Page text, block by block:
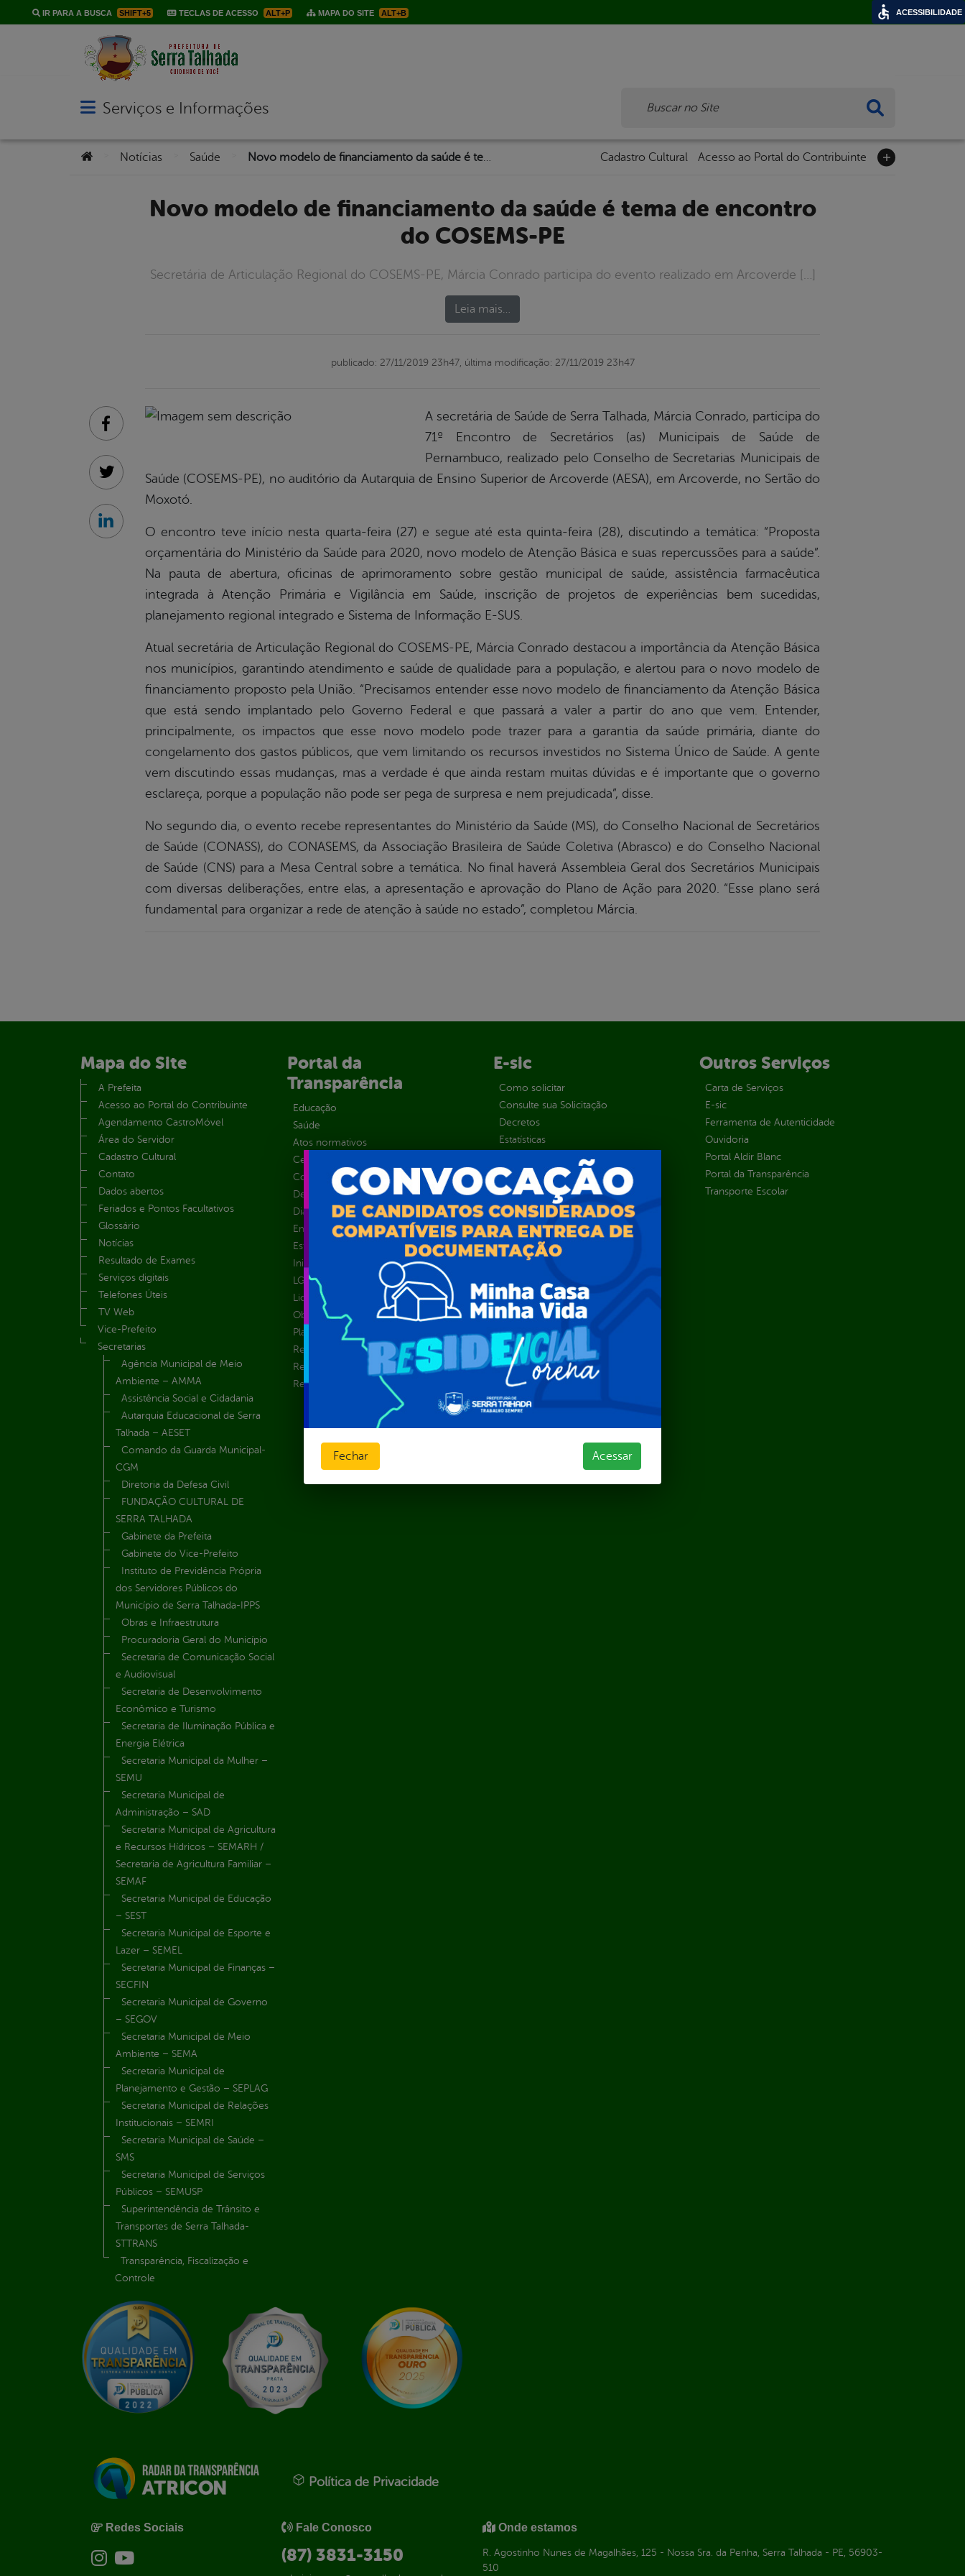
IR PARA A BUSCA SHIFT+5 TECLAS DE ACESSO ALT+P MAPA DO SITE ALT+B
Abrir menu principal de navegação
Serviços e Informações
Você está aqui:
Notícias Saúde Cadastro Cultural Acesso ao Portal do Contribuinte
Novo modelo de financiamento da saúde é tema de encontro
do COSEMS-PE
Secretária de Articulação Regional do COSEMS-PE, Márcia Conrado participa do evento realizado em Arcoverde […]
Leia mais…
publicado: 27/11/2019 23h47, última modificação: 27/11/2019 23h47
A secretária de Saúde de Serra Talhada, Márcia Conrado, participa do
71º Encontro de Secretários (as) Municipais de Saúde de
Pernambuco, realizado pelo Conselho de Secretarias Municipais de
Saúde (COSEMS-PE), no auditório da Autarquia de Ensino Superior de Arcoverde (AESA), em Arcoverde, no Sertão do
Moxotó.
O encontro teve início nesta quarta-feira (27) e segue até esta quinta-feira (28), discutindo a temática: “Proposta
orçamentária do Ministério da Saúde para 2020, novo modelo de Atenção Básica e suas repercussões para a saúde”.
Na pauta de abertura, oficinas de aprimoramento sobre gestão municipal de saúde, assistência farmacêutica
integrada à Atenção Primária e Vigilância em Saúde, inscrição de projetos de experiências bem sucedidas,
planejamento regional integrado e Sistema de Informação E-SUS.
Atual secretária de Articulação Regional do COSEMS-PE, Márcia Conrado destacou a importância da Atenção Básica
nos municípios, garantindo atendimento e saúde de qualidade para a população, e alertou para o novo modelo de
financiamento proposto pela União. “Precisamos entender esse novo modelo de financiamento da Atenção Básica
que está sendo implantado pelo Governo Federal e que passará a valer a partir do ano que vem. Entender,
principalmente, os impactos que esse novo modelo pode trazer para a garantia da saúde primária, diante do
congelamento dos gastos públicos, que vem limitando os recursos investidos no Sistema Único de Saúde. A gente
vem discutindo essas mudanças, mas a verdade é que ainda restam muitas dúvidas e é importante que o governo
esclareça, porque a população não pode ser pega de surpresa e nem prejudicada”, disse.
No segundo dia, o evento recebe representantes do Ministério da Saúde (MS), do Conselho Nacional de Secretários
de Saúde (CONASS), do CONASEMS, da Associação Brasileira de Saúde Coletiva (Abrasco) e do Conselho Nacional
de Saúde (CNS) para a Mesa Central sobre a temática. No final haverá Assembleia Geral dos Secretários Municipais
com diversas deliberações, entre elas, a apresentação e aprovação do Plano de Ação para 2020. “Esse plano será
fundamental para organizar a rede de atenção à saúde no estado”, completou Márcia.
Facebook
Twitter
Linkedin
Mapa do Site
A Prefeita
Acesso ao Portal do Contribuinte
Agendamento CastroMóvel
Área do Servidor
Cadastro Cultural
Contato
Dados abertos
Feriados e Pontos Facultativos
Glossário
Notícias
Resultado de Exames
Serviços digitais
Telefones Úteis
TV Web
Vice-Prefeito
Secretarias
Agência Municipal de Meio
Ambiente – AMMA
Assistência Social e Cidadania
Autarquia Educacional de Serra
Talhada – AESET
Comando da Guarda Municipal-
CGM
Diretoria da Defesa Civil
FUNDAÇÃO CULTURAL DE
SERRA TALHADA
Gabinete da Prefeita
Gabinete do Vice-Prefeito
Instituto de Previdência Própria
dos Servidores Públicos do
Município de Serra Talhada-IPPS
Obras e Infraestrutura
Procuradoria Geral do Município
Secretaria de Comunicação Social
e Audiovisual
Secretaria de Desenvolvimento
Econômico e Turismo
Secretaria de Iluminação Pública e
Energia Elétrica
Secretaria Municipal da Mulher –
SEMU
Secretaria Municipal de
Administração – SAD
Secretaria Municipal de Agricultura
e Recursos Hídricos – SEMARH /
Secretaria de Agricultura Familiar –
SEMAF
Secretaria Municipal de Educação
– SEST
Secretaria Municipal de Esporte e
Lazer – SEMEL
Secretaria Municipal de Finanças –
SECFIN
Secretaria Municipal de Governo
– SEGOV
Secretaria Municipal de Meio
Ambiente – SEMA
Secretaria Municipal de
Planejamento e Gestão – SEPLAG
Secretaria Municipal de Relações
Institucionais – SEMRI
Secretaria Municipal de Saúde –
SMS
Secretaria Municipal de Serviços
Públicos – SEMUSP
Superintendência de Trânsito e
Transportes de Serra Talhada-
STTRANS
Transparência, Fiscalização e
Controle
Portal da
Transparência
Educação
Saúde
Atos normativos
Central de Dúvidas
Convênios e Transferências
Despesas
Diárias
Emendas parlamentares
Estrutura Organizacional
Inicio
LGPD e Governo Digital
Licitações e Contratos
Obras Públicas
Planejamento e Prestação de Contas
Receitas
Recursos Humanos
Renúncias de Receitas
E-sic
Como solicitar
Consulte sua Solicitação
Decretos
Estatísticas
Prazos e autoridades
Sic Físico
Solicitar Recurso
Solicitar um pedido
Outros Serviços
Carta de Serviços
E-sic
Ferramenta de Autenticidade
Ouvidoria
Portal Aldir Blanc
Portal da Transparência
Transporte Escolar
Política de Privacidade
Redes Sociais Fale Conosco
(87) 3831-3150
Onde estamos
R. Agostinho Nunes de Magalhães, 125 - Nossa Sra. da Penha, Serra Talhada - PE, 56903-
510
Fechar Acessar
ACESSIBILIDADE